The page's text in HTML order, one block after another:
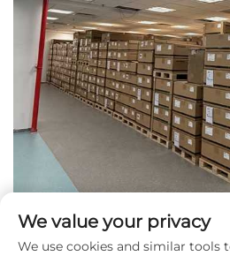
We value your privacy
We use cookies and similar tools